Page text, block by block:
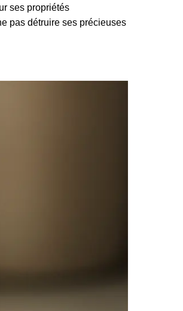
ses propriétés
pas détruire ses précieuses